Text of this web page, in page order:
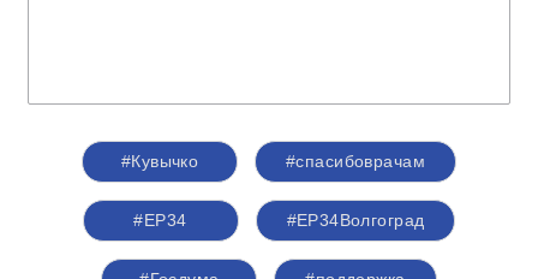
#Кувычко #спасибоврачам
#ЕР34 #ЕР34Волгоград